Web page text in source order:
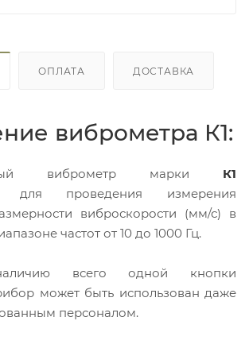
ОПЛАТА ДОСТАВКА
виброметра К1:
виброметр марки К1
для проведения измерения
виброскорости (мм/с) в
частот от 10 до 1000 Гц.
всего одной кнопки
может быть использован даже
персоналом.